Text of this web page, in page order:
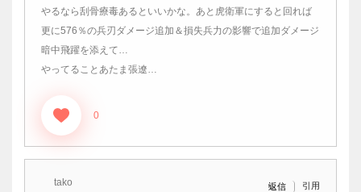
やるなら刮骨療毒あるといいかな。あと虎衛軍にすると回れば
更に576％の兵刃ダメージ追加＆損失兵力の影響で追加ダメージ
暗中飛躍を添えて…
やってることあたま張遼…
0
tako 返信 引用